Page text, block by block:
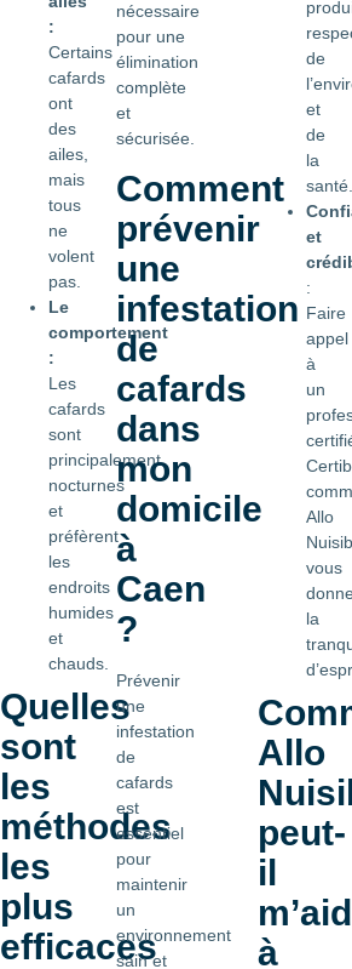
:
Certains
cafards
ont
des
ailes,
mais
tous
ne
volent
pas.
Le
comportement
:
Les
cafards
sont
principalement
nocturnes
et
préfèrent
les
endroits
humides
et
chauds.
Quelles
sont
les
méthodes
les
plus
efficaces
nécessaire
pour une
élimination
complète
et
sécurisée.
Comment
prévenir
une
infestation
de
cafards
dans
mon
domicile
à
Caen
?
Prévenir
une
infestation
de
cafards
est
essentiel
pour
maintenir
un
environnement
sain et
de
et
de
la
santé.
et
:
Faire
appel
à
un
Allo
vous
la
Allo
peut-
il
à